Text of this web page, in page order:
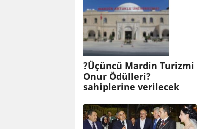
?Üçüncü Mardin Turizmi
Onur Ödülleri?
sahiplerine verilecek